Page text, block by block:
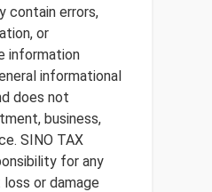
contain errors,
or
information
informational
does not
business,
SINO TAX
for any
or damage